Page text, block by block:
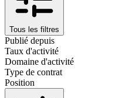
Tous les filtres
Publié depuis
Taux d'activité
Domaine d'activité
Type de contrat
Position